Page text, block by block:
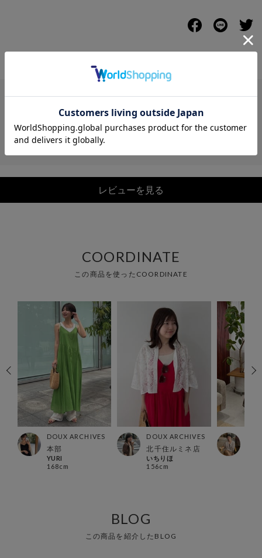
レビュー
レビューを見る
COORDINATE
この商品を使ったCOORDINATE
DOUX ARCHIVES
本部
YURI
168cm
DOUX ARCHIVES
北千住ルミネ店
いちりほ
156cm
BLOG
この商品を紹介したBLOG